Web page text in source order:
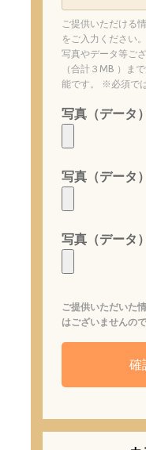
ご提供いただける
をご入力ください。
写真やデータ等ご
（合計３MB ）ま
能です。 ※必須で
写真（データ
写真（データ
写真（データ
ご提供いただいた
はございませんの